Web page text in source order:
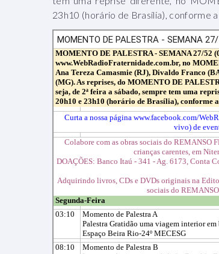
23h10 (horário de Brasília), conforme